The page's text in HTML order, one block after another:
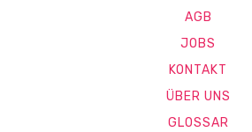
AGB
JOBS
KONTAKT
ÜBER UNS
GLOSSAR